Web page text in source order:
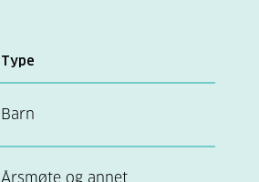
Type
Barn
Årsmøte og annet